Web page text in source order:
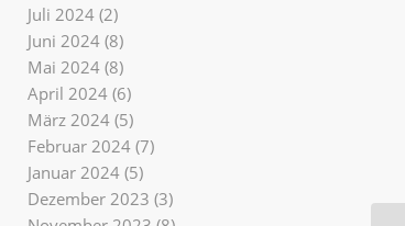
Juli 2024 (2)
Juni 2024 (8)
Mai 2024 (8)
April 2024 (6)
März 2024 (5)
Februar 2024 (7)
Januar 2024 (5)
Dezember 2023 (3)